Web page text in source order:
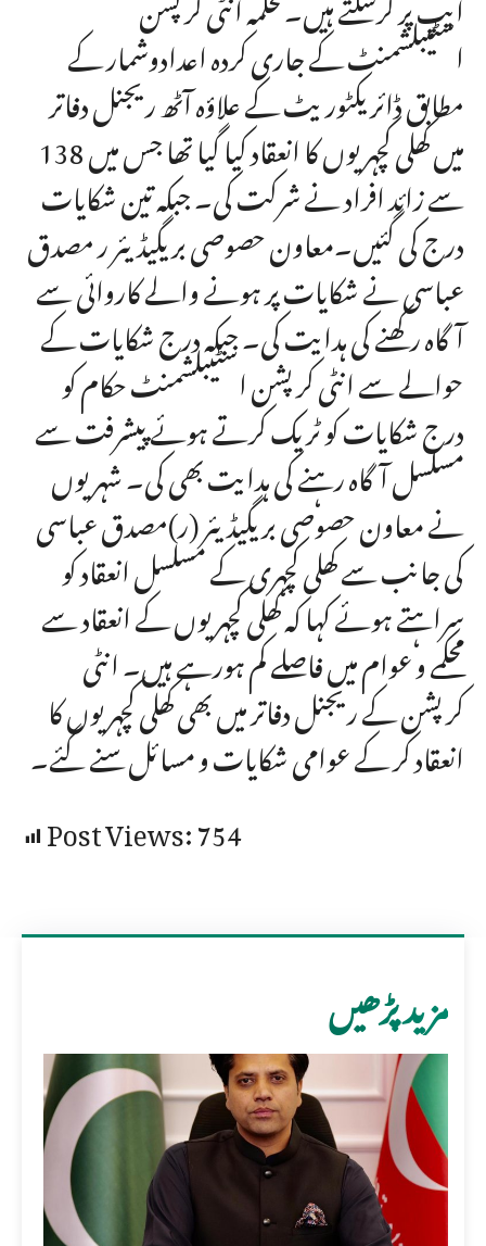
اسٹیبلشمنٹ کے جاری کردہ اعدادوشمار کے
مطابق ڈائریکٹوریٹ کے علاؤہ آٹھ ریجنل دفاتر
میں کھلی کچہریوں کا انعقاد کیا گیا تھا جس میں 138
سے زائد افراد نے شرکت کی۔ جبکہ تین شکایات
درج کی گئیں۔معاون حصوصی بریگیڈیئر ر مصدق
عباسی نے شکایات پر ہونے والے کاروائی سے
آگاہ رکھنے کی ہدایت کی۔ جبکہ درج شکایات کے
حوالے سے انٹی کرپشن اسٹیبلشمنٹ حکام کو
درج شکایات کو ٹریک کرتے ہوئے پیشرفت سے
مسلسل آگاہ رہنے کی ہدایت بھی کی۔ شہریوں
نے معاون حصوصی بریگیڈیئر (ر)مصدق عباسی
کی جانب سے کھلی کچہری کے مسلسل انعقاد کو
سراہتے ہوئے کہا کہ کھلی کچہریوں کے انعقاد سے
محکمے و عوام میں فاصلے کم ہورہے ہیں۔ انٹی
کرپشن کے ریجنل دفاتر میں بھی کھلی کچہریوں کا
انعقاد کر کے عوامی شکایات و مسائل سنے گئے۔
Post Views:754
مزید پڑھیں